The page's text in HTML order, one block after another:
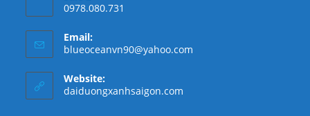
0978.080.731
Email:
blueoceanvn90@yahoo.com
Website:
daiduongxanhsaigon.com